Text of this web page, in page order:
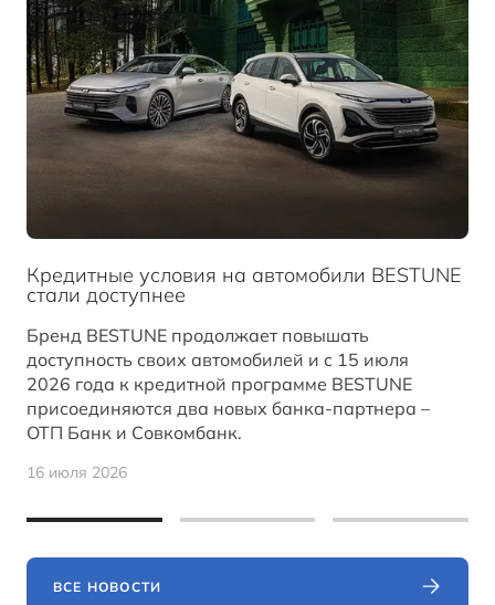
Кредитные условия на автомобили BESTUNE
стали доступнее
Бренд BESTUNE продолжает повышать
доступность своих автомобилей и с 15 июля
2026 года к кредитной программе BESTUNE
присоединяются два новых банка-партнера –
ОТП Банк и Совкомбанк.
16 июля 2026
ВСЕ НОВОСТИ